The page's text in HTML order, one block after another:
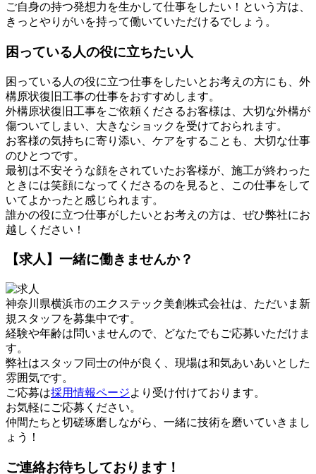
ご自身の持つ発想力を生かして仕事をしたい！という方は、
きっとやりがいを持って働いていただけるでしょう。
困っている人の役に立ちたい人
困っている人の役に立つ仕事をしたいとお考えの方にも、外
構原状復旧工事の仕事をおすすめします。
外構原状復旧工事をご依頼くださるお客様は、大切な外構が
傷ついてしまい、大きなショックを受けておられます。
お客様の気持ちに寄り添い、ケアをすることも、大切な仕事
のひとつです。
最初は不安そうな顔をされていたお客様が、施工が終わった
ときには笑顔になってくださるのを見ると、この仕事をして
いてよかったと感じられます。
誰かの役に立つ仕事がしたいとお考えの方は、ぜひ弊社にお
越しください！
【求人】一緒に働きませんか？
神奈川県横浜市のエクステック美創株式会社は、ただいま新
規スタッフを募集中です。
経験や年齢は問いませんので、どなたでもご応募いただけま
す。
弊社はスタッフ同士の仲が良く、現場は和気あいあいとした
雰囲気です。
ご応募は採用情報ページより受け付けております。
お気軽にご応募ください。
仲間たちと切磋琢磨しながら、一緒に技術を磨いていきまし
ょう！
ご連絡お待ちしております！